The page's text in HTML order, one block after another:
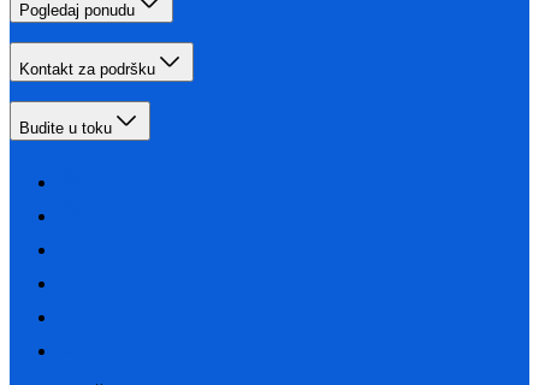
Pogledaj ponudu
Kontakt za podršku
Budite u toku